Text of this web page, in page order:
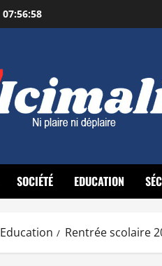
07:56:59
SOCIÉTÉ EDUCATION
Education Rentrée scolaire